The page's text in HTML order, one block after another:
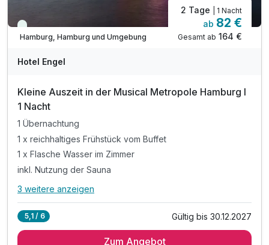
Viele Termine frei
Hamburg, Hamburg und Umgebung
2 Tage | 1 Nacht
ab 82 €
Gesamt ab 164 €
Hotel Engel
Kleine Auszeit in der Musical Metropole Hamburg I
1 Nacht
1 Übernachtung
1 x reichhaltiges Frühstück vom Buffet
1 x Flasche Wasser im Zimmer
inkl. Nutzung der Sauna
Alle Inklusivleistungen
1 x reichhaltiges Frühstück vom Buffet
3 weitere anzeigen
5,1 / 6 Gültig bis 30.12.2027
Zum Angebot